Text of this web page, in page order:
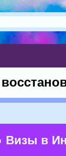
Визы в